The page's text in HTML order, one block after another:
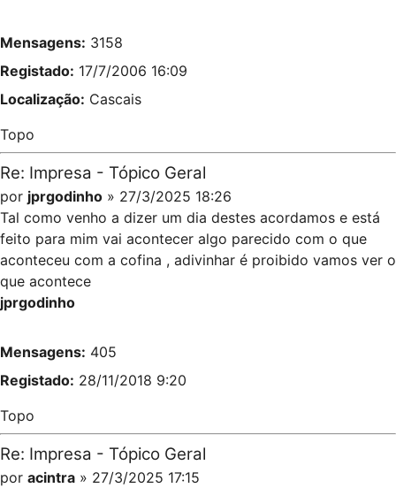
Mensagens: 3158
Registado: 17/7/2006 16:09
Localização: Cascais
Topo
Re: Impresa - Tópico Geral
por jprgodinho » 27/3/2025 18:26
Tal como venho a dizer um dia destes acordamos e está
feito para mim vai acontecer algo parecido com o que
aconteceu com a cofina , adivinhar é proibido vamos ver o
que acontece
jprgodinho
Mensagens: 405
Registado: 28/11/2018 9:20
Topo
Re: Impresa - Tópico Geral
por acintra » 27/3/2025 17:15